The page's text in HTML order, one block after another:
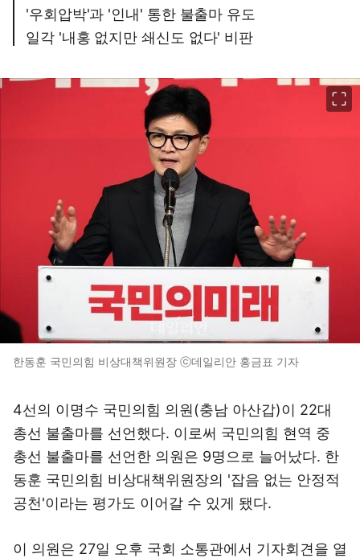
'우회압박'과 '인내' 통한 불출마 유도
일각 '내홍 없지만 쇄신도 없다' 비판
한동훈 국민의힘 비상대책위원장 ⓒ데일리안 홍금표 기자
4선의 이명수 국민의힘 의원(충남 아산갑)이 22대
총선 불출마를 선언했다. 이로써 국민의힘 현역 중
총선 불출마를 선언한 의원은 9명으로 늘어났다. 한
동훈 국민의힘 비상대책위원장의 '잡음 없는 안정적
공천'이라는 평가도 이어갈 수 있게 됐다.
이 의원은 27일 오후 국회 소통관에서 기자회견을 열